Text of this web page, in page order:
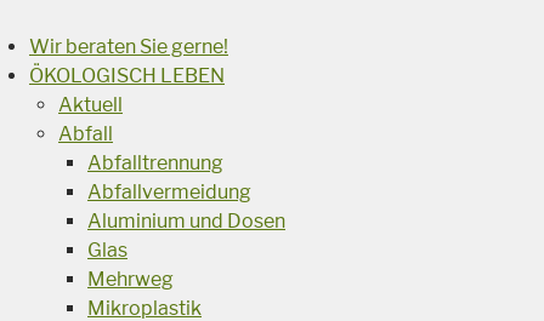
Wir beraten Sie gerne!
ÖKOLOGISCH LEBEN
Aktuell
Abfall
Abfalltrennung
Abfallvermeidung
Aluminium und Dosen
Glas
Mehrweg
Mikroplastik